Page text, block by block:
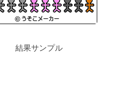
結果サンプル